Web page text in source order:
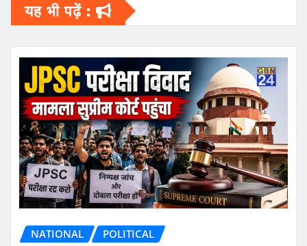
यह भी पढ़ें :
NATIONAL POLITICAL